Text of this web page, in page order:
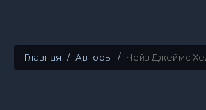
Главная Авторы Чейз Джеймс